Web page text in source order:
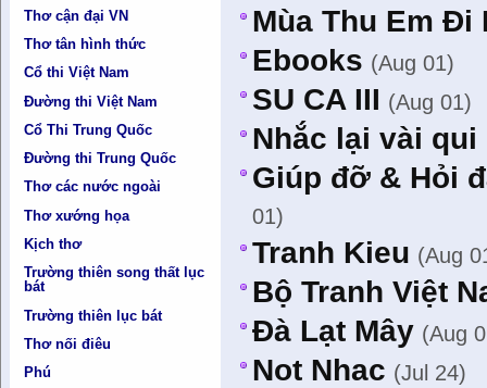
Thơ cận đại VN
Thơ tân hình thức
Cổ thi Việt Nam
Đường thi Việt Nam
Cổ Thi Trung Quốc
Đường thi Trung Quốc
Thơ các nước ngoài
Thơ xướng họa
Kịch thơ
Trường thiên song thất lục
bát
Trường thiên lục bát
Thơ nối điêu
Phú
Mùa Thu Em Đi
Ebooks (Aug 01)
SU CA III (Aug 01)
Nhắc lại vài qui
Giúp đỡ & Hỏi
01)
Tranh Kieu (Aug
Bộ Tranh Việt
Đà Lạt Mây (Aug
Not Nhac (Jul 24)